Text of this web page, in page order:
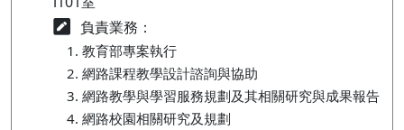
負責業務：
教育部專案執行
網路課程教學設計諮詢與協助
網路教學與學習服務規劃及其相關研究與成果報告
網路校園相關研究及規劃